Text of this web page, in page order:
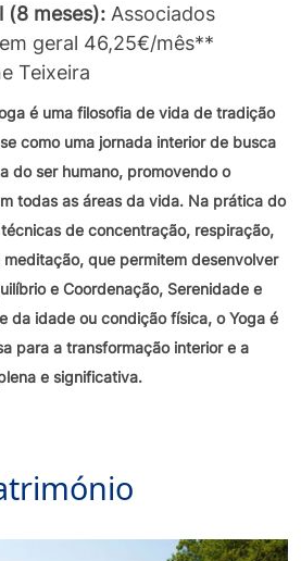
(8 meses): Associados
geral 46,25€/mês**
Teixeira
é uma filosofia de vida de tradição
como uma jornada interior de busca
do ser humano, promovendo o
todas as áreas da vida. Na prática do
de concentração, respiração,
que permitem desenvolver
e Coordenação, Serenidade e
da idade ou condição física, o Yoga é
para a transformação interior e a
e significativa.